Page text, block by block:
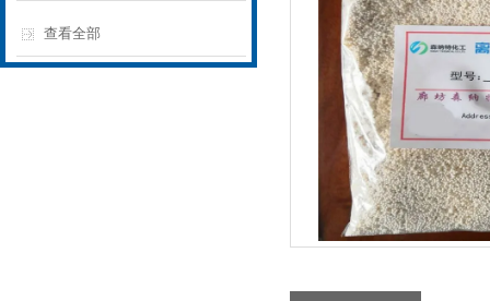
查看全部